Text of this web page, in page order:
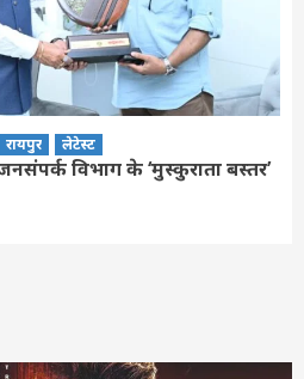
रायपुर लेटेस्ट
विभाग के ‘मुस्कुराता बस्तर’